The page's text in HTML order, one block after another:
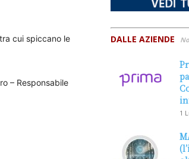
cui spiccano le
– Responsabile
DALLE AZIENDE
1